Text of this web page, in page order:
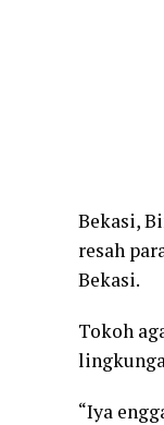
Bekasi,
resah
Bekasi.
Tokoh
“Iya